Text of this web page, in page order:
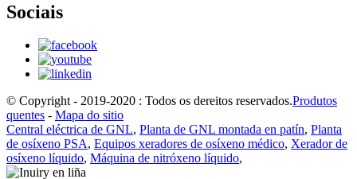
Sociais
© Copyright - 2019-2020 : Todos os dereitos reservados.Produtos
quentes - Mapa do sitio
Central eléctrica de GNL, Planta de GNL montada en patín, Planta
de osíxeno PSA, Equipos xeradores de osíxeno médico, Xerador de
osíxeno líquido, Máquina de nitróxeno líquido,